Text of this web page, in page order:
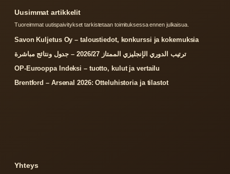
Uusimmat artikkelit
Tuoreimmat uutispaivitykset tarkistetaan toimituksessa ennen julkaisua.
Savon Kuljetus Oy – taloustiedot, konkurssi ja kokemuksia
ترتيب الدوري الإنجليزي الممتاز 2026/27 – جدول ونتائج مباشرة
OP-Eurooppa Indeksi – tuotto, kulut ja vertailu
Brentford – Arsenal 2026: Otteluhistoria ja tilastot
Yhteys